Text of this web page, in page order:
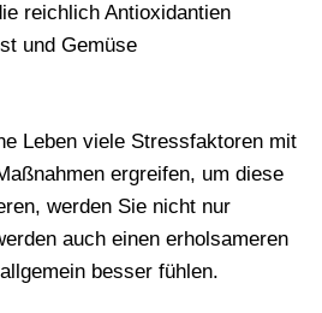
reichlich Antioxidantien
und Gemüse
Leben viele Stressfaktoren mit
ergreifen, um diese
werden Sie nicht nur
auch einen erholsameren
besser fühlen.